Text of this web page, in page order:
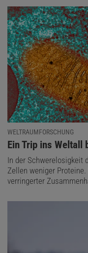
WELTRAUMFORSCHUNG
:
Ein Trip ins
In der Schwerelosigkeit
Zellen weniger
verringerter